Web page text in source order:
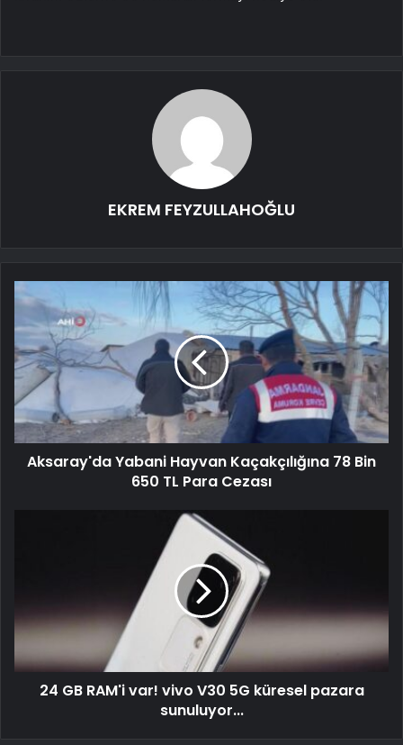
EKREM FEYZULLAHOĞLU
Aksaray'da Yabani Hayvan Kaçakçılığına 78 Bin
650 TL Para Cezası
24 GB RAM'i var! vivo V30 5G küresel pazara
sunuluyor...